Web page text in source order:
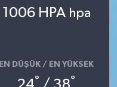
1006 HPA hpa
EN DÜŞÜK / EN YÜKSEK
° °